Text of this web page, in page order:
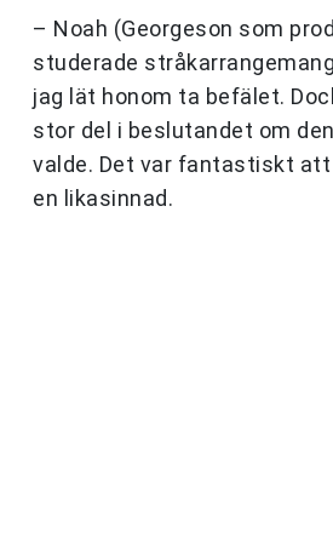
– Noah (Georgeson som
studerade
jag lät honom ta befälet.
stor del i beslutandet om
valde. Det var fantastiskt
en likasinnad.